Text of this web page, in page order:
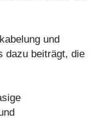
und
dazu beiträgt, die